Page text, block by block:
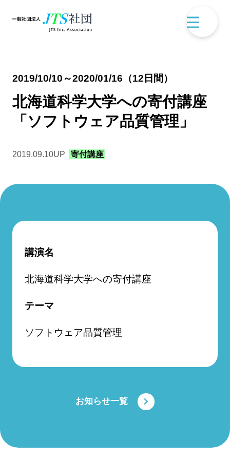
トップページ
ごあいさつ
お知らせ一覧
組織・事業概要
社会貢献活動について
2019/10/10～2020/01/16（12日間）
北海道科学大学への寄付講座
「ソフトウェア品質管理」
2019.09.10UP 寄付講座
講演名
北海道科学大学への寄付講座
テーマ
ソフトウェア品質管理
お知らせ一覧